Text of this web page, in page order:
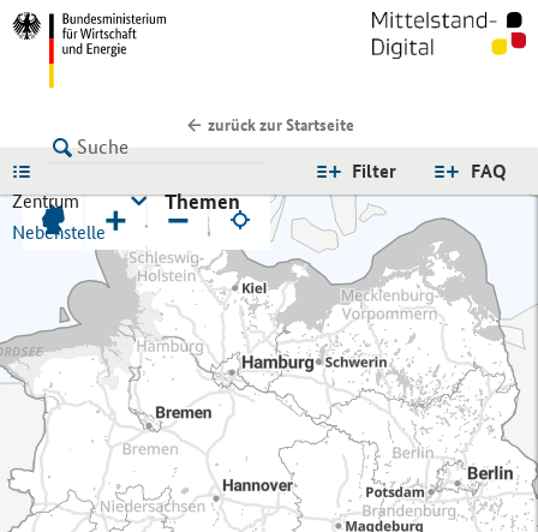
zurück zur Startseite
FAQ
Filter
Zentrum
Nebenstelle
Themen
+ −